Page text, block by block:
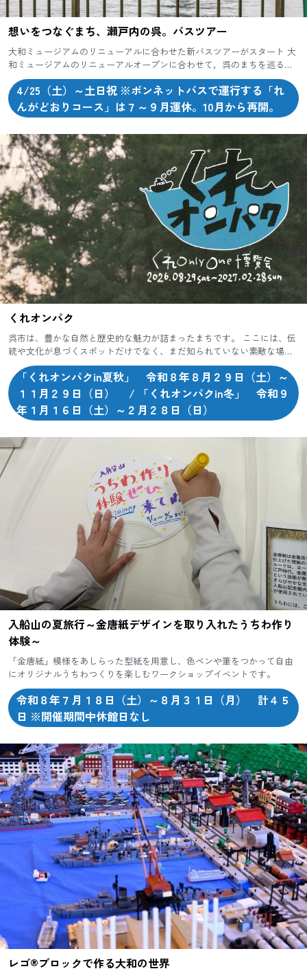
想いをつなぐまち、瀬戸内の呉。バスツアー
大和ミュージアムのリニューアルに合わせた新バスツアーがスタート 大
和ミュージアムのリニューアルオープンに合わせて，呉のまちを巡る新
しいバスツアーが始まります。出発は，大和ミュージアム隣の呉中央
桟...4/25（土）～土日祝 ※ボンネットバスで運行する「れ
んがどおりコース」は７～９月運休。10月から再開。
くれオンパク
呉市は、豊かな自然と歴史的な魅力が詰まったまちです。 ここには、伝
統や文化が息づくスポットだけでなく、まだ知られていない素敵な場所
や体験がたくさんあります。 「くれオンパク」は、そんな呉市ならで...
「くれオンパクin夏秋」 令和８年８月２９日（土）～
１１月２９日（日） / 「くれオンパクin冬」 令和９
年１月１６日（土）～２月２８日（日）
入船山の夏旅行～金唐紙デザインを取り入れたうちわ作り
体験～
「金唐紙」模様をあしらった型紙を用意し、色ペンや筆をつかって自由
にオリジナルうちわつくりを楽しむワークショップイベントです。
令和８年７月１８日（土）～８月３１日（月） 計４５
日 ※開催期間中休館日なし
レゴ®ブロックで作る大和の世界